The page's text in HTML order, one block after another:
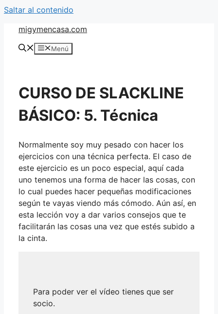
Saltar al contenido
migymencasa.com
Menú
CURSO DE SLACKLINE
BÁSICO: 5. Técnica
Normalmente soy muy pesado con hacer los
ejercicios con una técnica perfecta. El caso de
este ejercicio es un poco especial, aquí cada
uno tenemos una forma de hacer las cosas, con
lo cual puedes hacer pequeñas modificaciones
según te vayas viendo más cómodo. Aún así, en
esta lección voy a dar varios consejos que te
facilitarán las cosas una vez que estés subido a
la cinta.
Para poder ver el vídeo tienes que ser
socio.